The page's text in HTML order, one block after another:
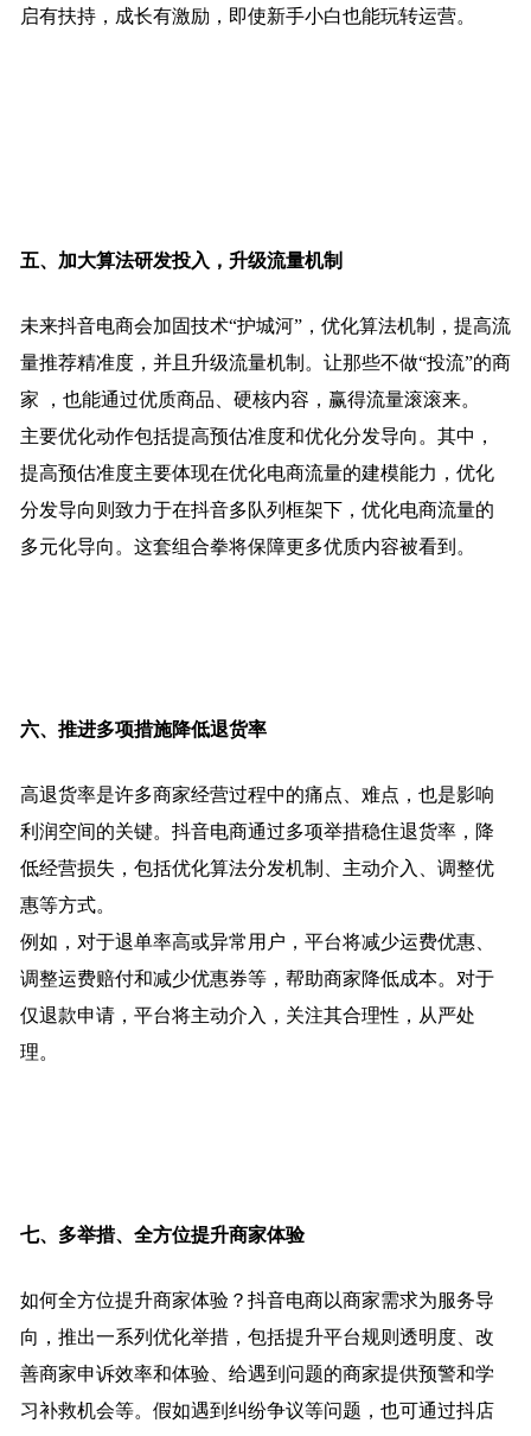
启有扶持，成长有激励，即使新手小白也能玩转运营。
五、 加大算法研发投入，升级流量机制
未来抖音电商会加固技术“护城河”，优化算法机制，提高流
量推荐精准度，并且升级流量机制。让那些不做“投流”的商
家 ，也能通过优质商品、硬核内容，赢得流量滚滚来。
主要优化动作包括提高预估准度和优化分发导向。其中，
提高预估准度主要体现在优化电商流量的建模能力，优化
分发导向则致力于在抖音多队列框架下，优化电商流量的
多元化导向。这套组合拳将保障更多优质内容被看到。
六、推进多项措施降低退货率
高退货率是许多商家经营过程中的痛点、难点，也是影响
利润空间的关键。抖音电商通过多项举措稳住退货率，降
低经营损失，包括优化算法分发机制、主动介入、调整优
惠等方式。
例如，对于退单率高或异常用户，平台将减少运费优惠、
调整运费赔付和减少优惠券等，帮助商家降低成本。对于
仅退款申请，平台将主动介入，关注其合理性，从严处
理。
七、多举措、全方位提升商家体验
如何全方位提升商家体验？抖音电商以商家需求为服务导
向，推出一系列优化举措，包括提升平台规则透明度、改
善商家申诉效率和体验、给遇到问题的商家提供预警和学
习补救机会等。假如遇到纠纷争议等问题，也可通过抖店